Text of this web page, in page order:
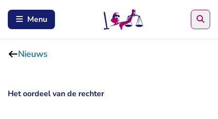
Menu
Nieuws
Het oordeel van de rechter